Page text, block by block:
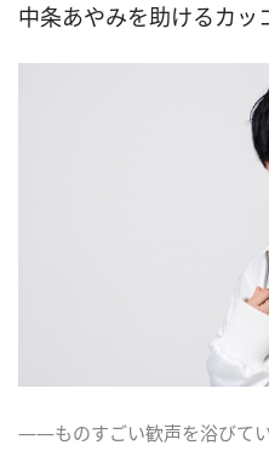
中条あやみを助けるカッ
――ものすごい歓声を浴びて